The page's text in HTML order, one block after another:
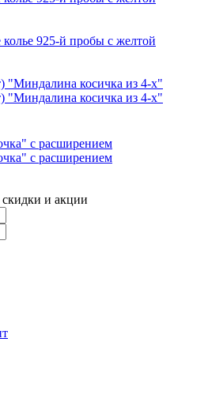
колье 925-й пробы с желтой
"Миндалина косичка из 4-х"
"Миндалина косичка из 4-х"
с расширением
с расширением
и акции